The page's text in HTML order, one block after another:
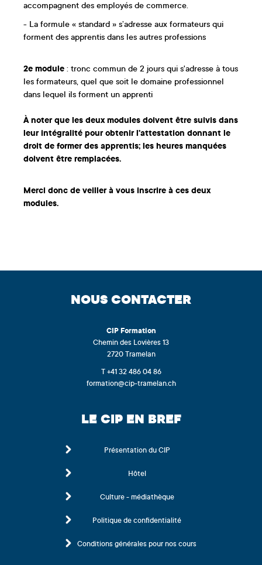
accompagnent des employés de commerce.
- La formule « standard » s’adresse aux formateurs qui
forment des apprentis dans les autres professions
2e module : tronc commun de 2 jours qui s'adresse à tous
les formateurs, quel que soit le domaine professionnel
dans lequel ils forment un apprenti
À noter que les deux modules doivent être suivis dans
leur intégralité pour obtenir l'attestation donnant le
droit de former des apprentis; les heures manquées
doivent être remplacées.
Merci donc de veiller à vous inscrire à ces deux
modules.
NOUS CONTACTER
CIP Formation
Chemin des Lovières 13
2720 Tramelan
T +41 32 486 04 86
formation@cip-tramelan.ch
LE CIP EN BREF
Présentation du CIP
Hôtel
Culture - médiathèque
Politique de confidentialité
Conditions générales pour nos cours